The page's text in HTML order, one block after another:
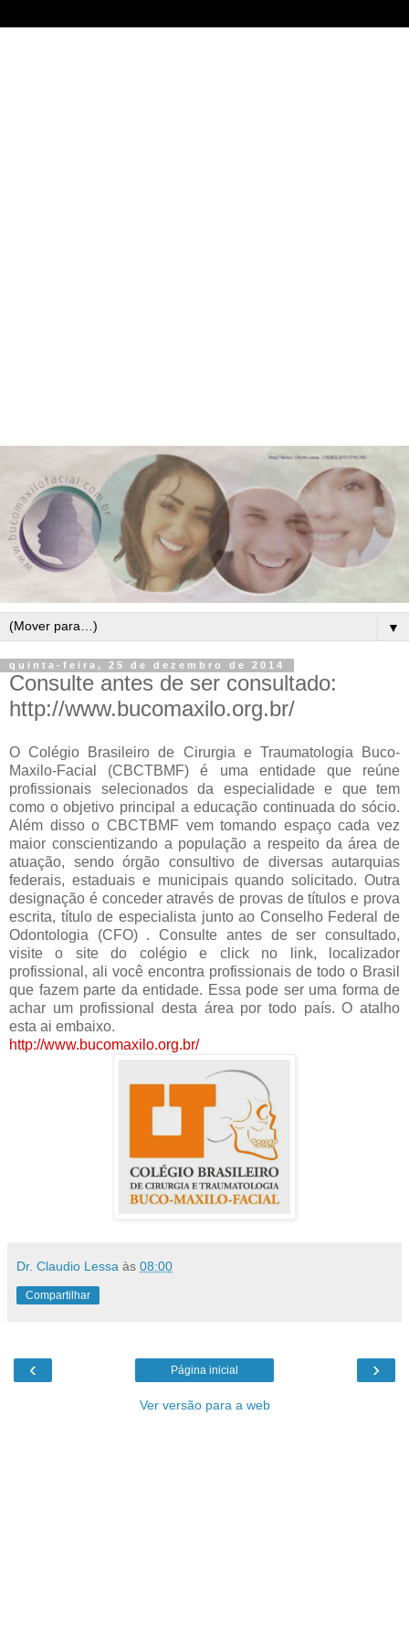
▼
quinta-feira, 25 de dezembro de 2014
Consulte antes de ser consultado:
http://www.bucomaxilo.org.br/
O Colégio Brasileiro de Cirurgia e Traumatologia Buco-
Maxilo-Facial (CBCTBMF) é uma entidade que reúne
profissionais selecionados da especialidade e que tem
como o objetivo principal a educação continuada do sócio.
Além disso o CBCTBMF vem tomando espaço cada vez
maior conscientizando a população a respeito da área de
atuação, sendo órgão consultivo de diversas autarquias
federais, estaduais e municipais quando solicitado. Outra
designação é conceder através de provas de títulos e prova
escrita, título de especialista junto ao Conselho Federal de
Odontologia (CFO) . Consulte antes de ser consultado,
visite o site do colégio e click no link, localizador
profissional, ali você encontra profissionais de todo o Brasil
que fazem parte da entidade. Essa pode ser uma forma de
achar um profissional desta área por todo país. O atalho
esta ai embaixo.
http://www.bucomaxilo.org.br/
Dr. Claudio Lessa às 08:00
Compartilhar
‹ ›
Página inicial
Ver versão para a web